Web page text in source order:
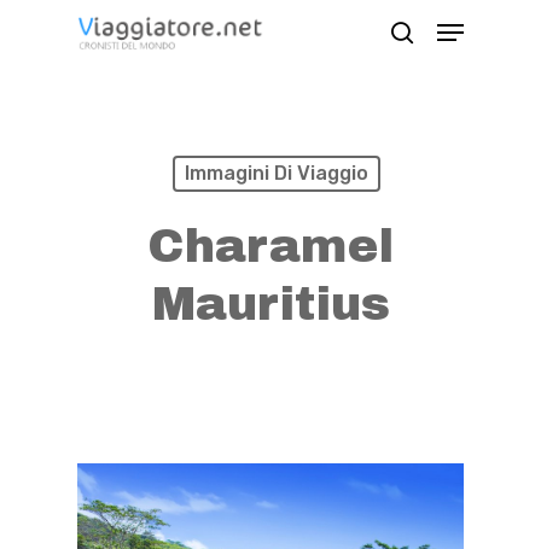
Menu
Immagini Di Viaggio
Charamel
Mauritius